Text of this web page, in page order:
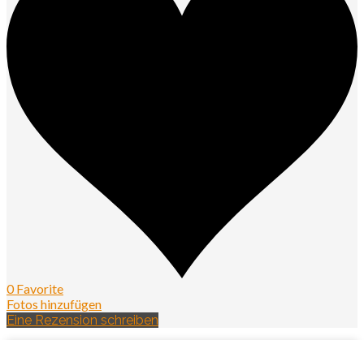
0 Favorite
Fotos hinzufügen
Eine Rezension schreiben